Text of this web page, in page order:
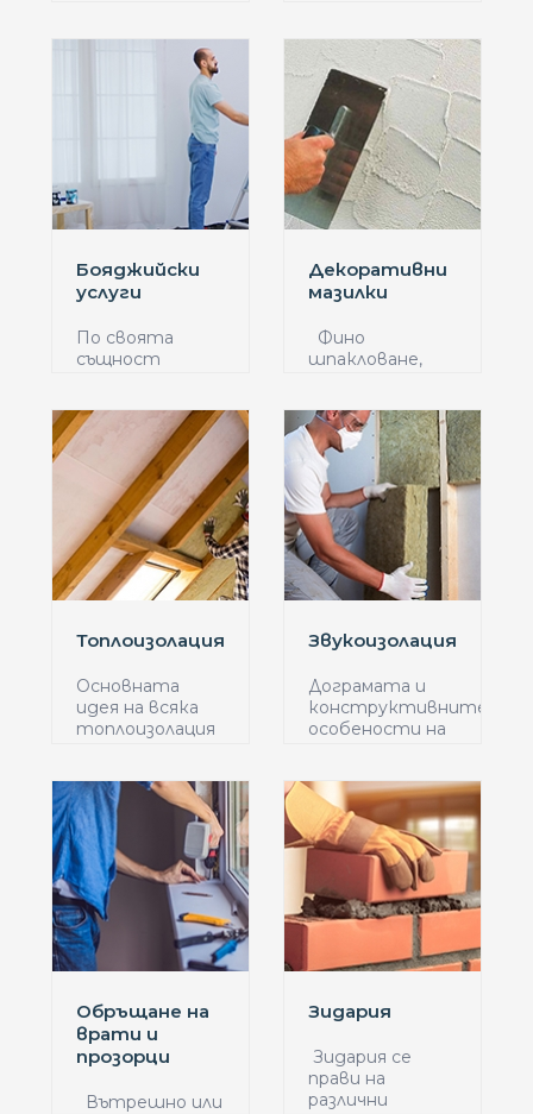
Бояджийски
услуги
По своята
същност
д...
Декоративни
мазилки
Фино
шпакловане,
Топлоизолация
Основната
идея на всяка
топлоизолация
Звукоизолация
Дограмата и
конструктивните
особености на
Обръщане на
врати и
прозорци
Вътрешно или
Зидария
Зидария се
прави на
различни